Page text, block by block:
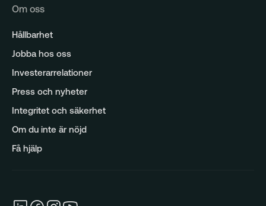
Om oss
Hållbarhet
Jobba hos oss
Investerarrelationer
Press och nyheter
Integritet och säkerhet
Om du inte är nöjd
Få hjälp